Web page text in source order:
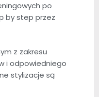
po
by step przez
z zakresu
i odpowiedniego
stylizacje są